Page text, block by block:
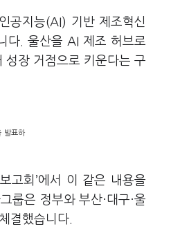
공지능(AI) 기반 제조혁신
다. 울산을 AI 제조 허브로
성장 거점으로 키운다는 구
발표하
고회’에서 이 같은 내용을
룹은 정부와 부산·대구·울
결했습니다.